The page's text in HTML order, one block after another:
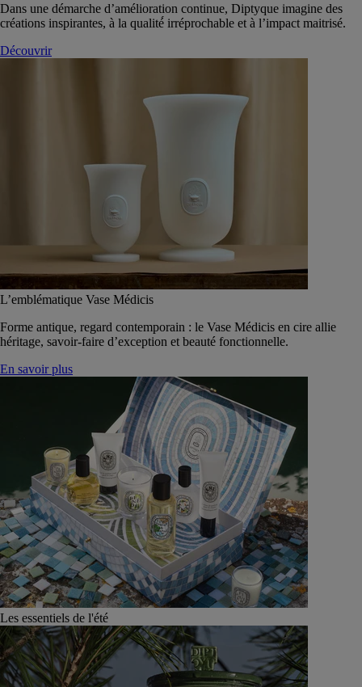
Dans une démarche d’amélioration continue, Diptyque imagine des
créations inspirantes, à la qualité́ irréprochable et à l’impact maitrisé.
Découvrir
L’emblématique Vase Médicis
Forme antique, regard contemporain : le Vase Médicis en cire allie
héritage, savoir-faire d’exception et beauté fonctionnelle.
En savoir plus
Les essentiels de l'été